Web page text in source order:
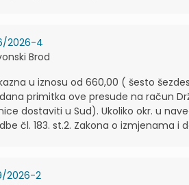
2026-4
Brod
u iznosu od 660,00 ( šesto
primitka ove presude na račun
dostaviti u Sud). Ukoliko okr. u
čl. 183. st.2. Zakona o izmjenama i
2026-2